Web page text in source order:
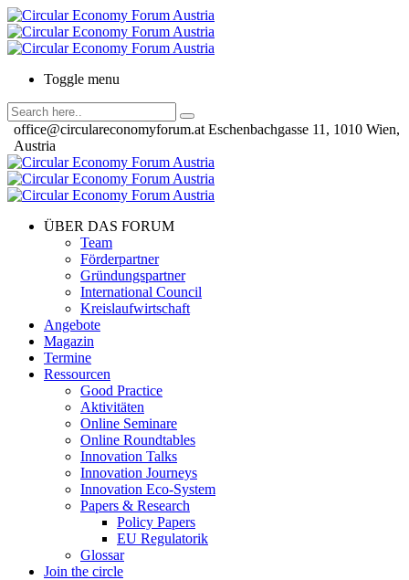
Toggle menu
office@circulareconomyforum.at Eschenbachgasse 11, 1010 Wien,
Austria
ÜBER DAS FORUM
Team
Förderpartner
Gründungspartner
International Council
Kreislaufwirtschaft
Angebote
Magazin
Termine
Ressourcen
Good Practice
Aktivitäten
Online Seminare
Online Roundtables
Innovation Talks
Innovation Journeys
Innovation Eco-System
Papers & Research
Policy Papers
EU Regulatorik
Glossar
Join the circle